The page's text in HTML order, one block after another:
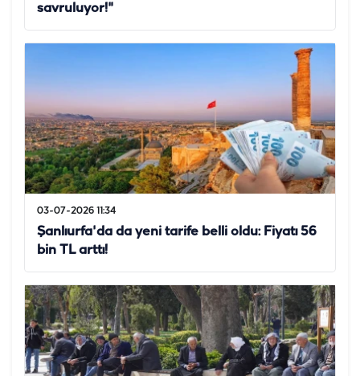
savruluyor!"
03-07-2026 11:34
Şanlıurfa'da da yeni tarife belli oldu: Fiyatı 56
bin TL arttı!